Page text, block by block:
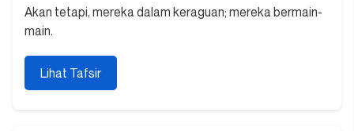
Akan tetapi, mereka dalam keraguan; mereka bermain-
main.
Lihat Tafsir